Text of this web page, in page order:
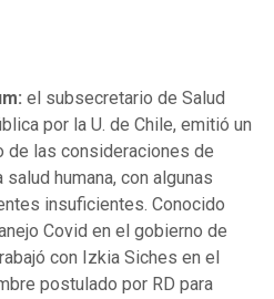
el subsecretario de Salud
por la U. de Chile, emitió un
las consideraciones de
humana, con algunas
insuficientes. Conocido
Covid en el gobierno de
con Izkia Siches en el
postulado por RD para